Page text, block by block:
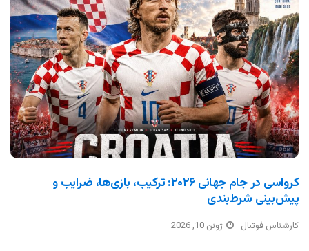
کرواسی در جام جهانی ۲۰۲۶: ترکیب، بازی‌ها، ضرایب و
پیش‌بینی شرط‌بندی
کارشناس فوتبال ژوئن 10, 2026